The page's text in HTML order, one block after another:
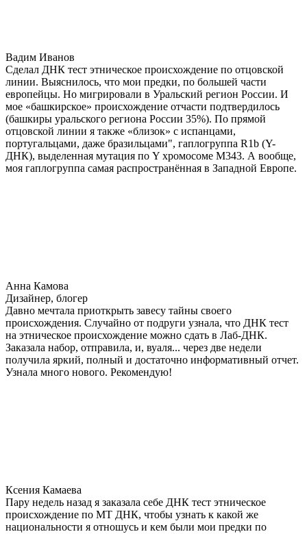
Вадим Иванов
Сделал ДНК тест этническое происхождение по отцовской
линии. Выяснилось, что мои предки, по большей части
европейцы. Но мигрировали в Уральский регион России. И
мое «башкирское» происхождение отчасти подтвердилось
(башкиры уральского региона России 35%). По прямой
отцовской линии я также «близок» с испанцами,
португальцами, даже бразильцами", гаплогруппа R1b (Y-
ДНК), выделенная мутация по Y хромосоме М343. А вообще,
моя гаплогруппа самая распространённая в Западной Европе.
Анна Камова
Дизайнер, блогер
Давно мечтала приоткрыть завесу тайны своего
происхождения. Случайно от подруги узнала, что ДНК тест
на этническое происхождение можно сдать в Лаб-ДНК.
Заказала набор, отправила, и, вуаля... через две недели
получила яркий, полный и достаточно информативный отчет.
Узнала много нового. Рекомендую!
Ксения Камаева
Пару недель назад я заказала себе ДНК тест этническое
происхождение по МТ ДНК, чтобы узнать к какой же
национальности я отношусь и кем были мои предки по